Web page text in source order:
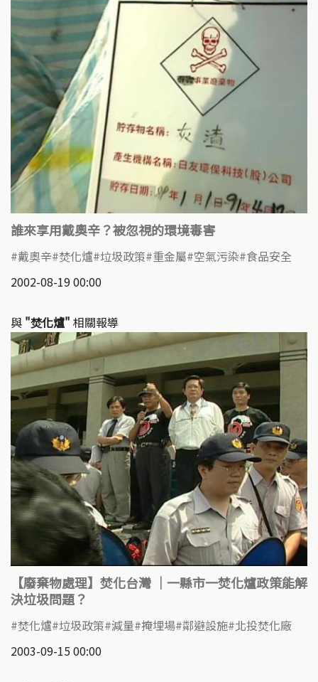
誰來享用戴奧辛？被忽視的環境毒害
戴奧辛 焚化爐 垃圾政策 重金屬 空氣污染 食品安全
2002-08-19 00:00
與 "焚化爐" 相關報導
【廢棄物處理】焚化台灣 ｜一縣市一焚化爐政策能解
決垃圾問題？
焚化爐 垃圾政策 減量 掩埋場 鄰避設施 北投焚化廠
2003-09-15 00:00